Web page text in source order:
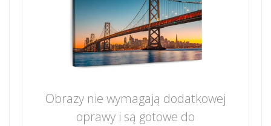
Obrazy nie wymagają dodatkowej
oprawy i są gotowe do